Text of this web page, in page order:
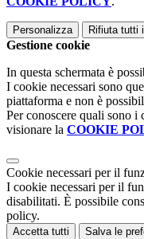
Personalizza Rifiuta tutti
Gestione cookie
In questa schermata è
I cookie necessari sono
piattaforma e non è
Per conoscere quali sono i
visionare la COOKIE
Cookie necessari per il
I cookie necessari per il
disabilitati. È possibile
policy.
Accetta tutti Salva le